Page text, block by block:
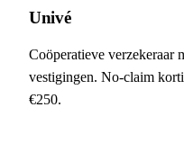
Univé
Coöperatieve verzekeraar
vestigingen. No-claim
€250.